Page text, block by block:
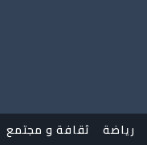
رياضة ثقافة و مجتمع